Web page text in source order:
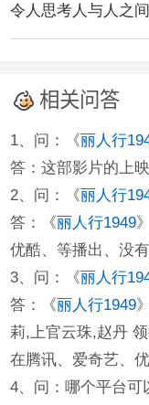
令人思考人与人之间
相关问答
1、问：《丽人行
答：这部影片的上
2、问：《丽人行
答：《丽人行1949
优酷、等播出、没
3、问：《丽人行
答：《丽人行1949
莉,上官云珠,赵丹
在腾讯、爱奇艺、
4、问：哪个平台可